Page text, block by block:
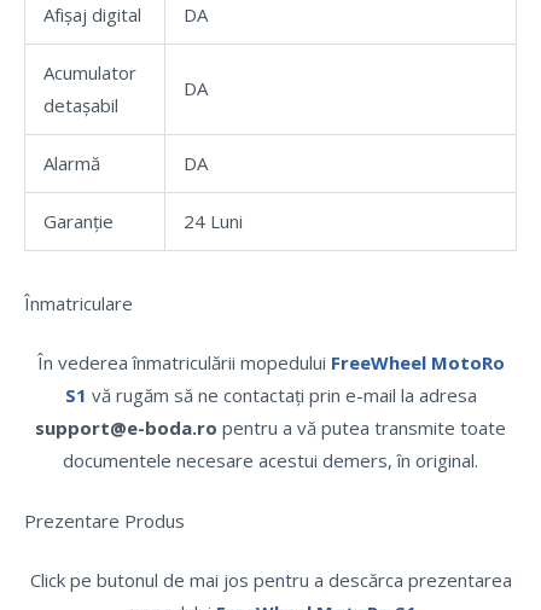
Afișaj digital DA
Acumulator
detașabil
DA
Alarmă DA
Garanție 24 Luni
Înmatriculare
În vederea înmatriculării mopedului FreeWheel MotoRo
S1 vă rugăm să ne contactați prin e-mail la adresa
support@e-boda.ro pentru a vă putea transmite toate
documentele necesare acestui demers, în original.
Prezentare Produs
Click pe butonul de mai jos pentru a descărca prezentarea